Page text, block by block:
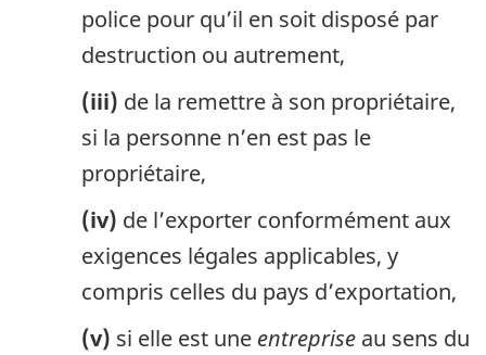
police pour qu’il en soit disposé par
destruction ou autrement,
(iii) de la remettre à son propriétaire,
si la personne n’en est pas le
propriétaire,
(iv) de l’exporter conformément aux
exigences légales applicables, y
compris celles du pays d’exportation,
(v) si elle est une entreprise au sens du